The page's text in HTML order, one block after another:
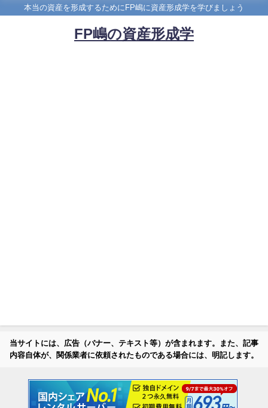
本当の資産を形成するためにFP嶋に資産形成学を学びましょう
FP嶋の資産形成学
当サイトには、広告（バナー、テキスト等）が含まれます。また、記事
内容自体が、関係業者に依頼されたものである場合には、明記します。